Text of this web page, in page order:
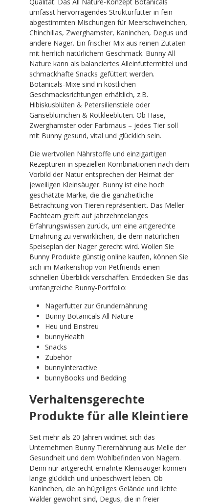
umfasst hervorragendes Strukturfutter in fein
abgestimmten Mischungen für Meerschweinchen,
Chinchillas, Zwerghamster, Kaninchen, Degus und
andere Nager. Ein frischer Mix aus reinen Zutaten
mit herrlich natürlichem Geschmack. Bunny All
Nature kann als balanciertes Alleinfuttermittel und
schmackhafte Snacks gefüttert werden.
Botanicals-Mixe sind in köstlichen
Geschmacksrichtungen erhältlich, z.B.
Hibiskusblüten & Petersilienstiele oder
Gänseblümchen & Rotkleeblüten. Ob Hase,
Zwerghamster oder Farbmaus – jedes Tier soll
mit Bunny gesund, vital und glücklich sein.
Die wertvollen Nährstoffe und einzigartigen
Rezepturen in speziellen Kombinationen nach dem
Vorbild der Natur entsprechen der Heimat der
jeweiligen Kleinsäuger. Bunny ist eine hoch
geschätzte Marke, die die ganzheitliche
Betrachtung von Tieren repräsentiert. Das Meller
Fachteam greift auf jahrzehntelanges
Erfahrungswissen zurück, um eine artgerechte
Ernährung zu verwirklichen, die dem natürlichen
Speiseplan der Nager gerecht wird. Wollen Sie
Bunny Produkte günstig online kaufen, können Sie
sich im Markenshop von Petfriends einen
schnellen Überblick verschaffen. Entdecken Sie das
umfangreiche Bunny-Portfolio:
Nagerfutter zur Grundernährung
Bunny Botanicals All Nature
Heu und Einstreu
bunnyHealth
Snacks
Zubehör
bunnyInteractive
bunnyBooks und Bedding
Verhaltensgerechte
Produkte für alle Kleintiere
Seit mehr als 20 Jahren widmet sich das
Unternehmen Bunny Tierernährung aus Melle der
Gesundheit und dem Wohlbefinden von Nagern.
Denn nur artgerecht ernährte Kleinsäuger können
lange glücklich und unbeschwert leben. Ob
Kaninchen, die an hügeliges Gelände und lichte
Wälder gewöhnt sind, Degus, die in freier